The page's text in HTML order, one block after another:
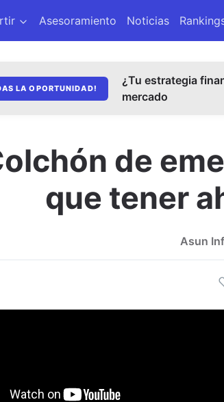
Asesoramiento Noticias
LA OPORTUNIDAD!
¿Tu estrategia
mercado
de
que tener
Asun